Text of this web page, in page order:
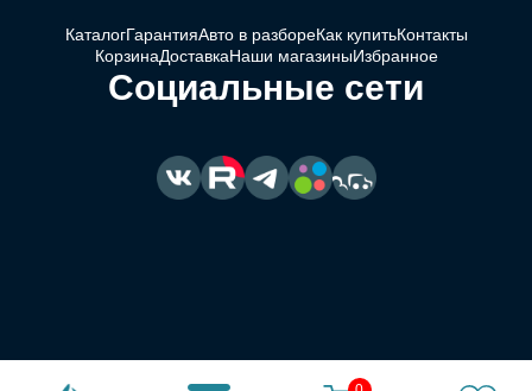
КаталогГарантияАвто в разбореКак купитьКонтакты
КорзинаДоставкаНаши магазиныИзбранное
Социальные сети